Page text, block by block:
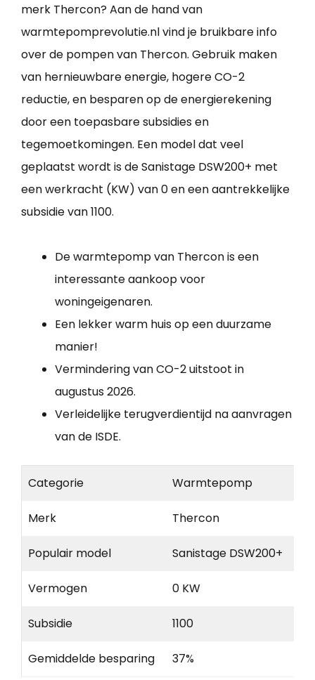
merk Thercon? Aan de hand van
warmtepomprevolutie.nl vind je bruikbare info
over de pompen van Thercon. Gebruik maken
van hernieuwbare energie, hogere CO-2
reductie, en besparen op de energierekening
door een toepasbare subsidies en
tegemoetkomingen. Een model dat veel
geplaatst wordt is de Sanistage DSW200+ met
een werkracht (KW) van 0 en een aantrekkelijke
subsidie van 1100.
De warmtepomp van Thercon is een
interessante aankoop voor
woningeigenaren.
Een lekker warm huis op een duurzame
manier!
Vermindering van CO-2 uitstoot in
augustus 2026.
Verleidelijke terugverdientijd na aanvragen
van de ISDE.
Categorie Warmtepomp
Merk Thercon
Populair model Sanistage DSW200+
Vermogen 0 KW
Subsidie 1100
Gemiddelde besparing 37%